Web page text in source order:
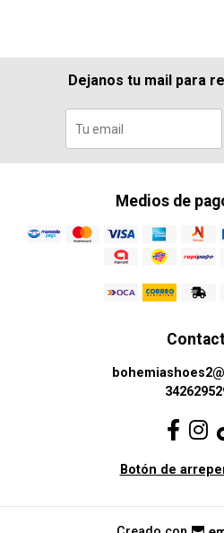
Dejanos tu mail para
Medios de
Botón de